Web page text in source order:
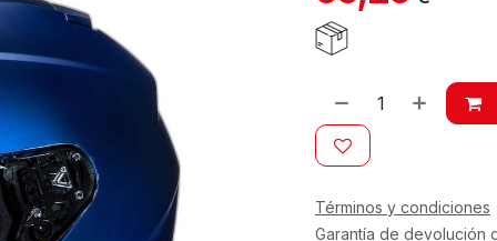
Términos y condiciones
Garantía de devolución